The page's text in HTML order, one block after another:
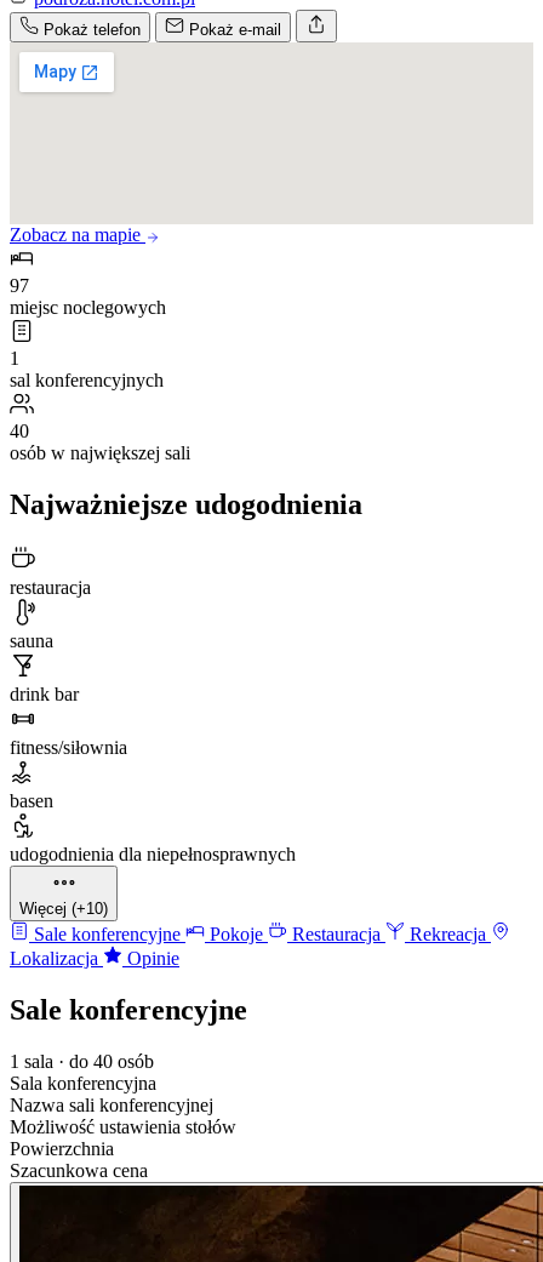
Pokaż telefon Pokaż e-mail
Zobacz na mapie
97
miejsc noclegowych
1
sal konferencyjnych
40
osób w największej sali
Najważniejsze udogodnienia
restauracja
sauna
drink bar
fitness/siłownia
basen
udogodnienia dla niepełnosprawnych
Więcej (+10)
Sale konferencyjne Pokoje Restauracja
Rekreacja
Lokalizacja
Opinie
Sale konferencyjne
1 sala · do 40 osób
Sala konferencyjna
Nazwa sali konferencyjnej
Możliwość ustawienia stołów
Powierzchnia
Szacunkowa cena